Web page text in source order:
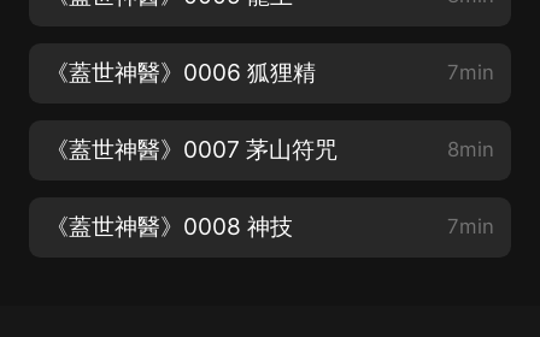
《蓋世神醫》0006 狐狸精 7min
《蓋世神醫》0007 茅山符咒 8min
《蓋世神醫》0008 神技 7min